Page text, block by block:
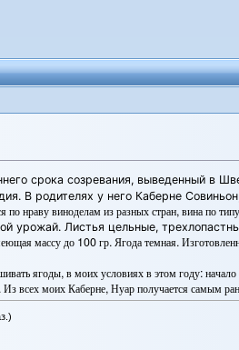
срока созревания, выведенный в
В родителях у него Каберне
по нраву виноделам из разных стран, вина по
урожай. Листья цельные,
массу до 100 гр. Ягода темная.
ягоды, в моих условиях в этом году:
Из всех моих Каберне, Нуар получается самым